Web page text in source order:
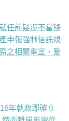
任前疑涉不當移
申報強制信託規
之相關事宜，爰
年執政即確立